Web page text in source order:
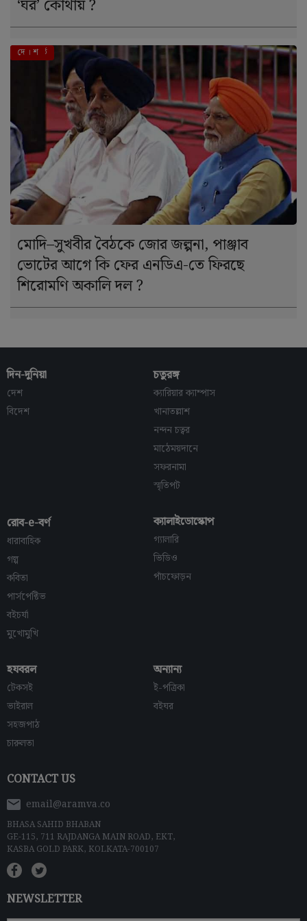
‘ঘর’ কোথায় ?
এই মুহূর্তে
দে । শ
মোদি–সুখবীর বৈঠকে জোর জল্পনা, পাঞ্জাব
ভোটের আগে কি ফের এনডিএ-তে ফিরছে
শিরোমণি অকালি দল ?
দিন-দুনিয়া
দেশ
বিদেশ
চতুরঙ্গ
ক্যারিয়ার ক্যাম্পাস
খানাতল্লাশ
নন্দন চত্বর
মাঠেময়দানে
সফরনামা
স্মৃতিপট
রোব-e-বর্ণ
ধারাবাহিক
গল্প
কবিতা
পার্সপেক্টিভ
বইচর্যা
মুখোমুখি
ক্যালাইডোস্কোপ
গ্যালারি
ভিডিও
পাঁচফোড়ন
হযবরল
টেকসই
ভাইরাল
সহজপাঠ
চারুলতা
অন্যান্য
ই-পত্রিকা
বইঘর
CONTACT US
email@aramva.co
BHASA SAHID BHABAN
GE-115, 711 RAJDANGA MAIN ROAD, EKT,
KASBA GOLD PARK, KOLKATA-700107
NEWSLETTER